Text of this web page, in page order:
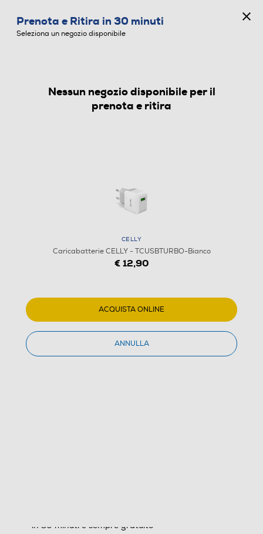
CARICABATTERIE
1/1
CELLY - TCUSBTURBO-Bianco
in 30 minuti e sempre gratuito
Prenota e Ritira in 30 minuti
Seleziona un negozio disponibile
Nessun negozio disponibile per il
prenota e ritira
CELLY
Caricabatterie CELLY - TCUSBTURBO-Bianco
€ 12,90
ACQUISTA ONLINE
ANNULLA